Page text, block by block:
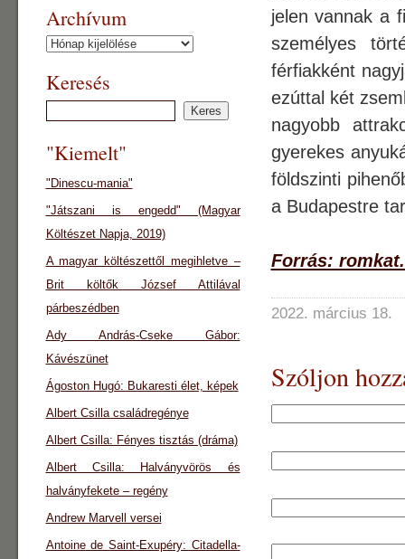
jelen vannak a
személyes
férfiakként
ezúttal két
nagyobb
gyerekes
földszinti
a Budapestre
Forrás:
2022. március 18.
Szóljon
Archívum
Archívum
Keresés
"Kiemelt"
"Dinescu-mania"
"Játszani is engedd" (Magyar
Költészet Napja, 2019)
A magyar költészettől megihletve –
Brit költők József Attilával
párbeszédben
Ady András-Cseke Gábor:
Kávészünet
Ágoston Hugó: Bukaresti élet, képek
Albert Csilla családregénye
Albert Csilla: Fényes tisztás (dráma)
Albert Csilla: Halványvörös és
halványfekete – regény
Andrew Marvell versei
Antoine de Saint-Exupéry: Citadella-